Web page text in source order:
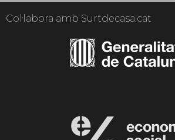
Col·labora amb Surtdecasa.cat